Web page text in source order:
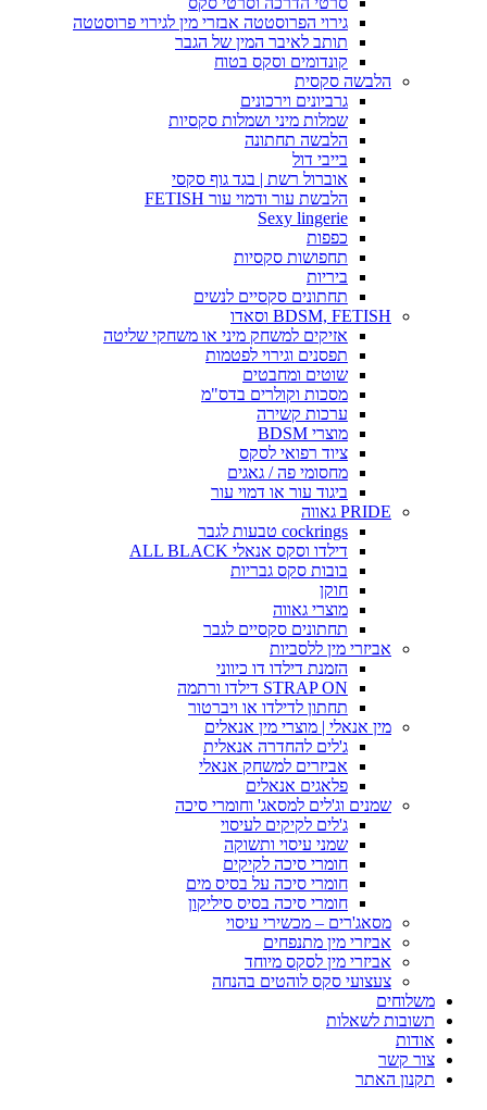
גירוי הפרוסטטה אבזרי מין לגירוי פרוסטטה
תותב לאיבר המין של הגבר
קונדומים וסקס בטוח
הלבשה סקסית
גרביונים וירכונים
שמלות מיני ושמלות סקסיות
הלבשה תחתונה
בייבי דול
אוברול רשת | בגד גוף סקסי
הלבשת עור ודמוי עור FETISH
Sexy lingerie
כפפות
תחפושות סקסיות
ביריות
תחתונים סקסיים לנשים
BDSM, FETISH וסאדו
אזיקים למשחק מיני או משחקי שליטה
תפסנים וגירוי לפטמות
שוטים ומחבטים
מסכות וקולרים בדס"מ
ערכות קשירה
מוצרי BDSM
ציוד רפואי לסקס
מחסומי פה / גאגים
ביגוד עור או דמוי עור
PRIDE גאווה
cockrings טבעות לגבר
דילדו וסקס אנאלי ALL BLACK
בובות סקס גבריות
חוקן
מוצרי גאווה
תחתונים סקסיים לגבר
אביזרי מין ללסביות
הזמנת דילדו דו כיווני
STRAP ON דילדו ורתמה
תחתון לדילדו או ויברטור
מין אנאלי | מוצרי מין אנאלים
ג'לים להחדרה אנאלית
אביזרים למשחק אנאלי
פלאגים אנאלים
שמנים וג'לים למסאג' וחומרי סיכה
ג'לים לקיקים לעיסוי
שמני עיסוי ותשוקה
חומרי סיכה לקיקים
חומרי סיכה על בסיס מים
חומרי סיכה בסיס סיליקון
מסאג'רים – מכשירי עיסוי
אביזרי מין מתנפחים
אביזרי מין לסקס מיוחד
צעצועי סקס לוהטים בהנחה
משלוחים
תשובות לשאלות
אודות
צור קשר
תקנון האתר